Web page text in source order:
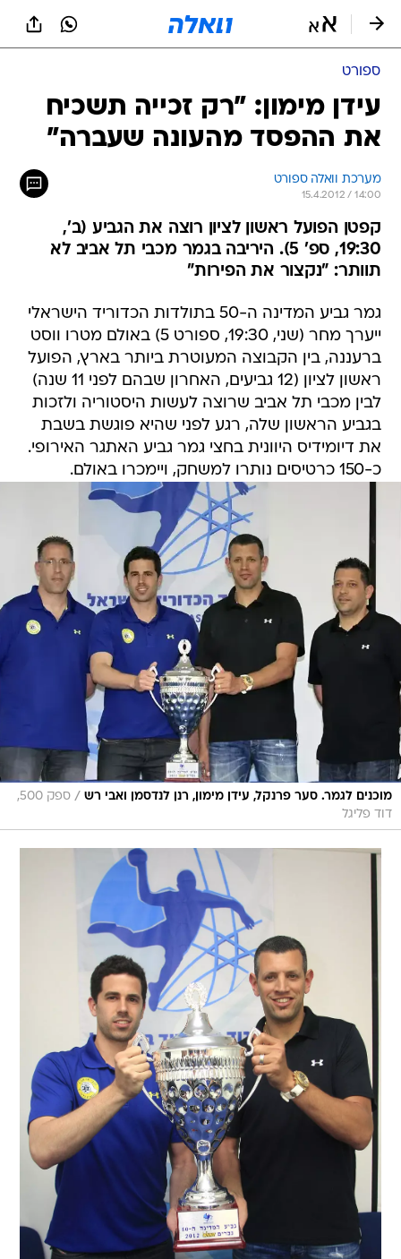
ספורט
עידן מימון: "רק זכייה תשכיח
את ההפסד מהעונה שעברה"
מערכת וואלה ספורט
15.4.2012 / 14:00
קפטן הפועל ראשון לציון רוצה את הגביע (ב',
19:30, ספ' 5). היריבה בגמר מכבי תל אביב לא
תוותר: "נקצור את הפירות"
גמר גביע המדינה ה-50 בתולדות הכדוריד הישראלי
ייערך מחר (שני, 19:30, ספורט 5) באולם מטרו ווסט
ברעננה, בין הקבוצה המעוטרת ביותר בארץ, הפועל
ראשון לציון (12 גביעים, האחרון שבהם לפני 11 שנה)
לבין מכבי תל אביב שרוצה לעשות היסטוריה ולזכות
בגביע הראשון שלה, רגע לפני שהיא פוגשת בשבת
את דיומידיס היוונית בחצי גמר גביע האתגר האירופי.
כ-150 כרטיסים נותרו למשחק, ויימכרו באולם.
מוכנים לגמר. סער פרנקל, עידן מימון, רנן לנדסמן ואבי רש /
ספק 500,
דוד פליגל